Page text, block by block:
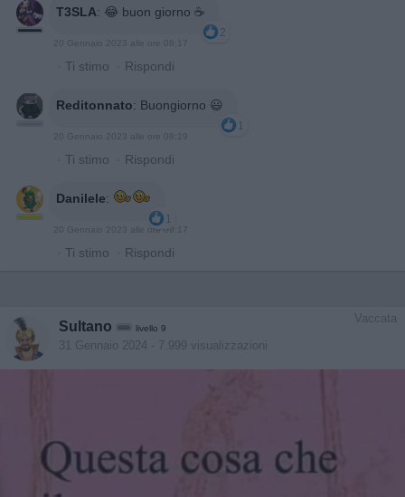
T3SLA: 😂 buon giorno ☕
2
20 Gennaio 2023 alle ore 08:17
· Ti stimo · Rispondi
Reditonnato: Buongiorno 😃
1
20 Gennaio 2023 alle ore 08:19
· Ti stimo · Rispondi
Danilele:
1
20 Gennaio 2023 alle ore 09:17
· Ti stimo · Rispondi
Vaccata
Sultano livello 9
31 Gennaio 2024 - 7.999 visualizzazioni